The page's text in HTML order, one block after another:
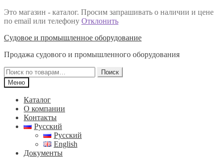
Это магазин - каталог. Просим запрашивать о наличии и цене
по email или телефону Отклонить
Перейти
навигации
Перейти
содержимому
Судовое и промышленное оборудование
Продажа судового и промышленного оборудования
Искать:
Поиск
Меню
Каталог
О компании
Контакты
Русский
Русский
English
Документы